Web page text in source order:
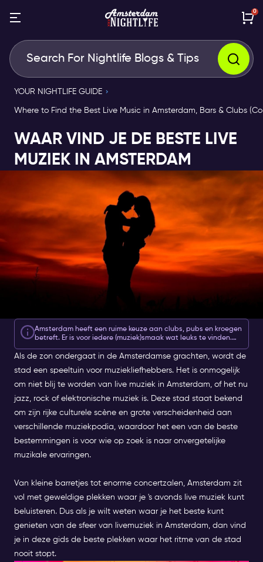
0
YOUR NIGHTLIFE GUIDE
Where to Find the Best Live Music in Amsterdam, Bars & Clubs
WAAR VIND JE DE BESTE LIVE
MUZIEK IN AMSTERDAM
Amsterdam heeft een ruime keuze aan clubs, pubs en kroegen
betreft. Er is voor iedere (muziek)smaak wat leuks te vinden.
toegang tot de beste clubs in de stad, vanaf slechts 10 euro.
keer iets anders wilt proberen, niets houd je meer tegen!
Als de zon ondergaat in de Amsterdamse grachten, wordt de
stad een speeltuin voor muziekliefhebbers. Het is onmogelijk
om niet blij te worden van live muziek in Amsterdam, of het nu
jazz, rock of elektronische muziek is. Deze stad staat bekend
om zijn rijke culturele scène en grote verscheidenheid aan
verschillende muziekpodia, waardoor het een van de beste
bestemmingen is voor wie op zoek is naar onvergetelijke
muzikale ervaringen.
Van kleine barretjes tot enorme concertzalen, Amsterdam zit
vol met geweldige plekken waar je 's avonds live muziek kunt
beluisteren. Dus als je wilt weten waar je het beste kunt
genieten van de sfeer van livemuziek in Amsterdam, dan vind
je in deze gids de beste plekken waar het ritme van de stad
nooit stopt.